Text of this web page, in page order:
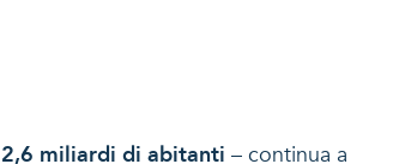
2,6 miliardi di abitanti – continua a